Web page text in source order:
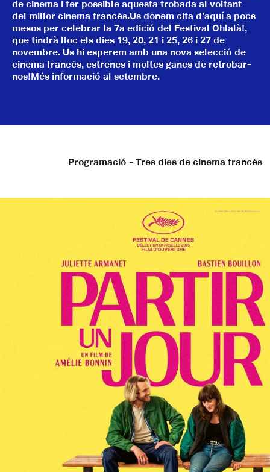
de cinema i fer possible aquesta trobada al voltant
del millor cinema francès.Us donem cita d'aquí a pocs
mesos per celebrar la 7a edició del Festival Ohlalà!,
que tindrà lloc els dies 19, 20, 21 i 25, 26 i 27 de
novembre. Us hi esperem amb una nova selecció de
cinema francès, estrenes i moltes ganes de retrobar-
nos!Més informació al setembre.
Programació - Tres dies de cinema francès